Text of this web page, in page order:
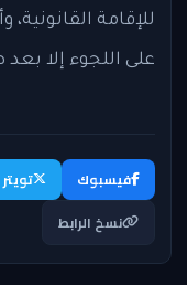
للإقامة
على اللجوء إلا
فيسبوك تويتر
نسخ الرابط